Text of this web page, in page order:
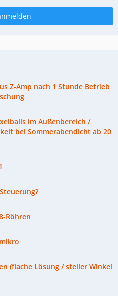
Z-Amp nach 1 Stunde Betrieb
im Außenbereich /
bei Sommerabendicht ab 20
Röhren
(flache Lösung / steiler Winkel